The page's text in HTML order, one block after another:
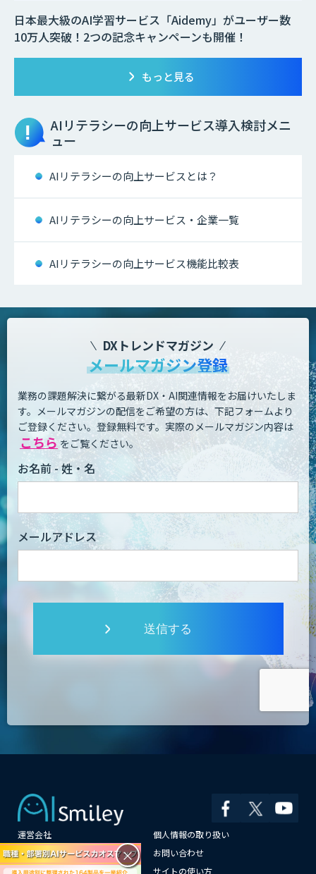
日本最大級のAI学習サービス「Aidemy」がユーザー数
10万人突破！2つの記念キャンペーンも開催！
もっと見る
AIリテラシーの向上サービス導入検討メニ
ュー
AIリテラシーの向上サービスとは？
AIリテラシーの向上サービス・企業一覧
AIリテラシーの向上サービス機能比較表
DXトレンドマガジン
メールマガジン登録
業務の課題解決に繋がる最新DX・AI関連情報をお届けいたしま
す。 メールマガジンの配信をご希望の方は、下記フォームより
ご登録ください。登録無料です。 実際のメールマガジン内容は
こちら をご覧ください。
お名前 - 姓・名
メールアドレス
送信する
運営会社
個人情報の取り扱い
よくある質問
お問い合わせ
メールマガジン登録
サイトの使い方
×